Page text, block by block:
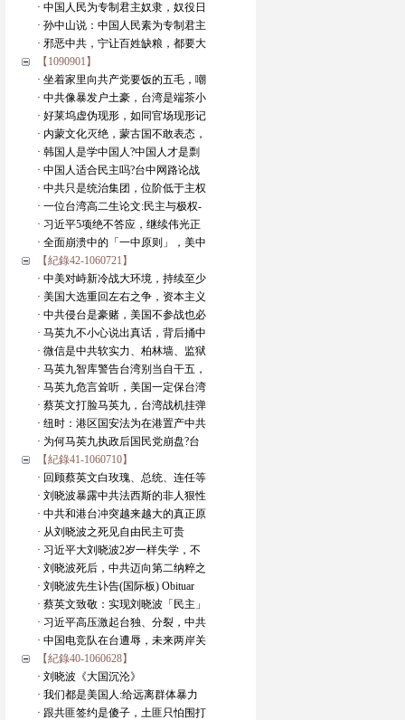
· 中国人民为专制君主奴隶，奴役日
· 孙中山说：中国人民素为专制君主
· 邪恶中共，宁让百姓缺粮，都要大
【1090901】
· 坐着家里向共产党要饭的五毛，嘲
· 中共像暴发户土豪，台湾是端茶小
· 好莱坞虚伪现形，如同官场现形记
· 内蒙文化灭绝，蒙古国不敢表态，
· 韩国人是学中国人?中国人才是剽
· 中国人适合民主吗?台中网路论战
· 中共只是统治集团，位阶低于主权
· 一位台湾高二生论文:民主与极权-
· 习近平5项绝不答应，继续伟光正
· 全面崩溃中的「一中原则」，美中
【紀錄42-1060721】
· 中美对峙新冷战大环境，持续至少
· 美国大选重回左右之争，资本主义
· 中共侵台是豪赌，美国不参战也必
· 马英九不小心说出真话，背后捅中
· 微信是中共软实力、柏林墙、监狱
· 马英九智库警告台湾别当自干五，
· 马英九危言耸听，美国一定保台湾
· 蔡英文打脸马英九，台湾战机挂弹
· 纽时：港区国安法为在港置产中共
· 为何马英九执政后国民党崩盘?台
【紀錄41-1060710】
· 回顾蔡英文白玫瑰、总统、连任等
· 刘晓波暴露中共法西斯的非人狠性
· 中共和港台冲突越来越大的真正原
· 从刘晓波之死见自由民主可贵
· 习近平大刘晓波2岁一样失学，不
· 刘晓波死后，中共迈向第二纳粹之
· 刘晓波先生讣告(国际板) Obituar
· 蔡英文致敬：实现刘晓波「民主」
· 习近平高压激起台独、分裂，中共
· 中国电竞队在台遭辱，未来两岸关
【紀錄40-1060628】
· 刘晓波《大国沉沦》
· 我们都是美国人:给远离群体暴力
· 跟共匪签约是傻子，土匪只怕围打